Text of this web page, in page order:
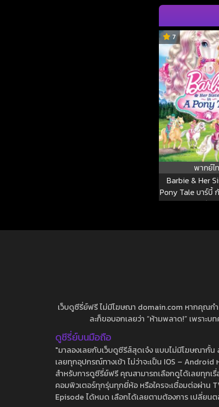
7
พากย์ไ
Barbie & Her
Pony Tale บาร์บี้
รัก
เว็บดูซีรี่ย์ฟรี ไม่มีโฆษณา domain.com หากคุณก
ละก็ขอบอกเลยว่า “ห้ามพลาด!” เพราะ
ดูซีรี่ย์บนมือถือ
"มาลองเลยกับเว็บดูซีรีส์สุดเจ๋ง แบบไม่มีโฆษณากั้
เลยทุกอุปกรณ์ทางเข้า ไม่ว่าจะเป็น IOS –
สำหรับการดูซีรี่ย์ฟรี คุณสามารถเลือกดูได้เลยทุกเ
คอมพิวเตอร์ทุกรุ่นทุกยี่ห้อ หรือใครจะเชื่อมต่อผ่าน
Episode ได้หมด เลือกได้เลยตามต้องการ เปลี่ยน